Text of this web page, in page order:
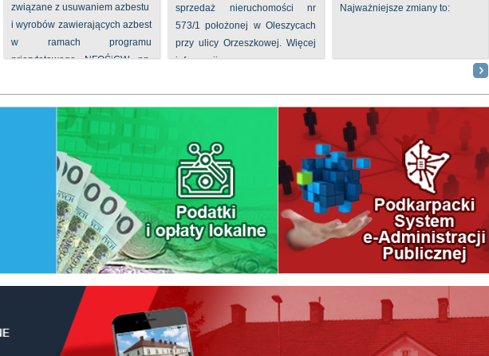
związane z usuwaniem azbestu
i wyrobów zawierających azbest
w ramach programu
priorytetowego NFOŚiGW pn.
sprzedaż nieruchomości nr
573/1 położonej w Oleszycach
przy ulicy Orzeszkowej. Więcej
informacji ...
Najważniejsze zmiany to: